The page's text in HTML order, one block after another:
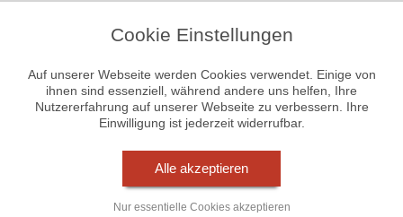
Unternehmensberatung
Ernährungsgewerbe
Einzelhandel
Bildung & Wissenschaft
Cookie Einstellungen
Auf unserer Webseite werden Cookies verwendet. Einige von
ihnen sind essenziell, während andere uns helfen, Ihre
Nutzererfahrung auf unserer Webseite zu verbessern. Ihre
Einwilligung ist jederzeit widerrufbar.
Alle akzeptieren
Nur essentielle Cookies akzeptieren